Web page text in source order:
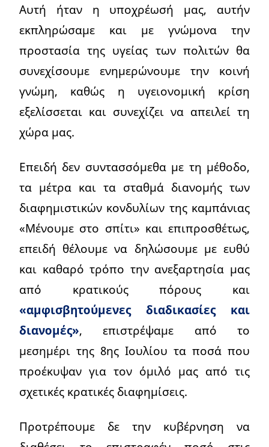
Αυτή ήταν η υποχρέωσή μας, αυτήν
εκπληρώσαμε και με γνώμονα την
προστασία της υγείας των πολιτών θα
συνεχίσουμε ενημερώνουμε την κοινή
γνώμη, καθώς η υγειονομική κρίση
εξελίσσεται και συνεχίζει να απειλεί τη
χώρα μας.
Επειδή δεν συντασσόμεθα με τη μέθοδο,
τα μέτρα και τα σταθμά διανομής των
διαφημιστικών κονδυλίων της καμπάνιας
«Μένουμε στο σπίτι» και επιπροσθέτως,
επειδή θέλουμε να δηλώσουμε με ευθύ
και καθαρό τρόπο την ανεξαρτησία μας
από κρατικούς πόρους και
«αμφισβητούμενες διαδικασίες και
διανομές», επιστρέψαμε από το
μεσημέρι της 8ης Ιουλίου τα ποσά που
προέκυψαν για τον όμιλό μας από τις
σχετικές κρατικές διαφημίσεις.
Προτρέπουμε δε την κυβέρνηση να